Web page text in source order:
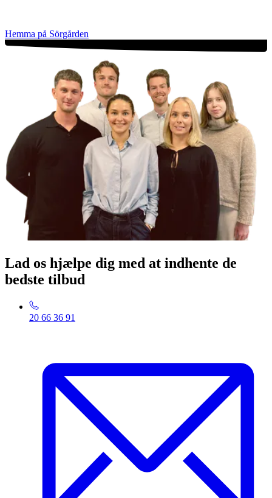
Hemma på Sörgården
Lad os hjælpe dig med at indhente de
bedste tilbud
20 66 36 91